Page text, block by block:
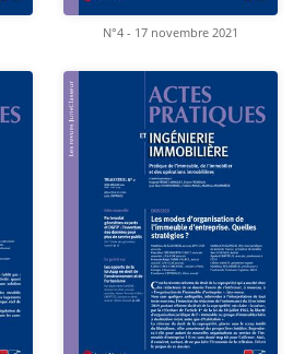
N°4 - 17 novembre 2021